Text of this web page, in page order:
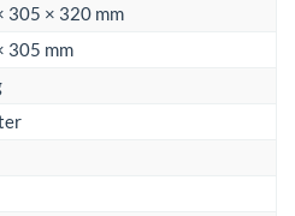
305 × 320 mm
305 mm